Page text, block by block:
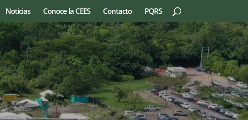
Noticias Conoce la CEES Contacto PQRS